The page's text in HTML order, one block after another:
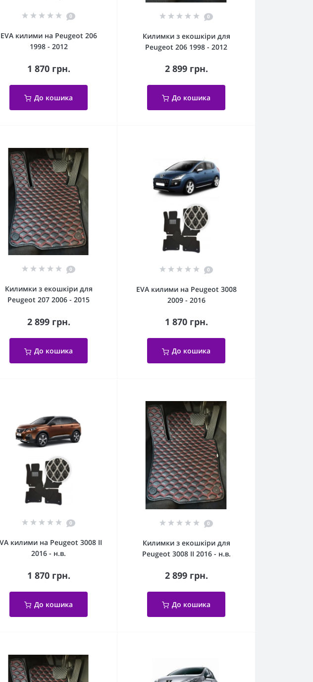
0
EVA килими на Peugeot 206
1998 - 2012
1 870 грн.
До кошика
0
Килимки з екошкіри для
Peugeot 206 1998 - 2012
2 899 грн.
До кошика
0
Килимки з екошкіри для
Peugeot 207 2006 - 2015
2 899 грн.
До кошика
0
EVA килими на Peugeot 3008
2009 - 2016
1 870 грн.
До кошика
0
килими на Peugeot 3008 II
2016 - н.в.
1 870 грн.
До кошика
0
Килимки з екошкіри для
Peugeot 3008 II 2016 - н.в.
2 899 грн.
До кошика